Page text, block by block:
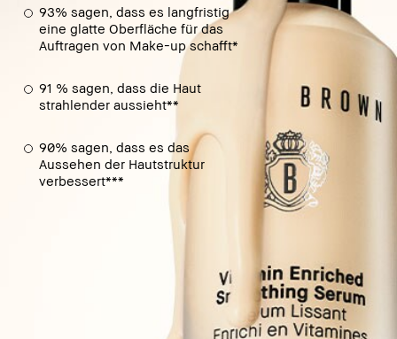
93% sagen, dass es langfristig
eine glatte Oberfläche für das
Auftragen von Make-up schafft*
91 % sagen, dass die Haut
strahlender aussieht**
90% sagen, dass es das
Aussehen der Hautstruktur
verbessert***